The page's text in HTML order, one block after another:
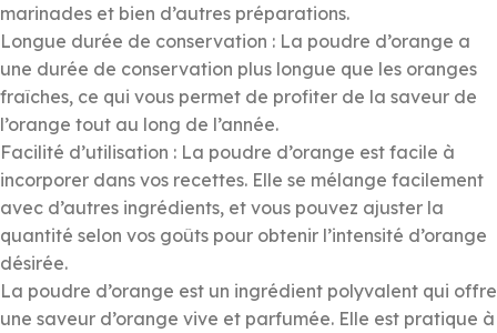
marinades et bien d’autres préparations.
Longue durée de conservation : La poudre d’orange a
une durée de conservation plus longue que les oranges
fraîches, ce qui vous permet de profiter de la saveur de
l’orange tout au long de l’année.
Facilité d’utilisation : La poudre d’orange est facile à
incorporer dans vos recettes. Elle se mélange facilement
avec d’autres ingrédients, et vous pouvez ajuster la
quantité selon vos goûts pour obtenir l’intensité d’orange
désirée.
La poudre d’orange est un ingrédient polyvalent qui offre
une saveur d’orange vive et parfumée. Elle est pratique à